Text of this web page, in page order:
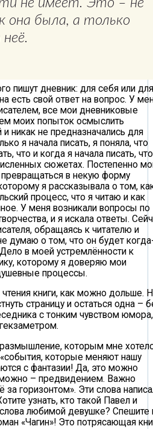
не имеет. Это – не
она была, а только
пишут дневник: для себя или для
есть свой ответ на вопрос. У
все мои дневниковые
моих попыток осмыслить
никак не предназначались для
я начала писать, я поняла, что
что и когда я начала писать,
сюжетах. Постепенно
превращаться в некую форму
я рассказывала о том,
процесс, что я читаю и как
У меня возникали вопросы по
и я искала ответы.
обращаясь к читателю и
думаю о том, что он будет
в моей устремлённости к
которому я доверяю мои
процессы.
книги, как можно дольше.
страницу и остаться одна –
с тонким чувством юмора,
которым мне
которые меняют нашу
с фантазии! Да, это можно
можно – предвидением. Важно
за горизонтом». Эти слова
узнать, кто такой Павел и
любимой девушке? Спешите
«Чагин»! Это потрясающая